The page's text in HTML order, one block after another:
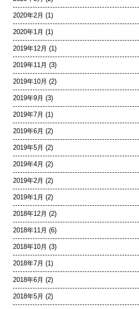
2020年2月 (1)
2020年1月 (1)
2019年12月 (1)
2019年11月 (3)
2019年10月 (2)
2019年9月 (3)
2019年7月 (1)
2019年6月 (2)
2019年5月 (2)
2019年4月 (2)
2019年2月 (2)
2019年1月 (2)
2018年12月 (2)
2018年11月 (6)
2018年10月 (3)
2018年7月 (1)
2018年6月 (2)
2018年5月 (2)